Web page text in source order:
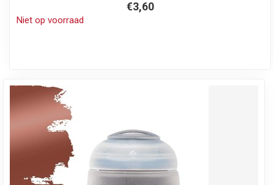
€3,60
Niet op voorraad